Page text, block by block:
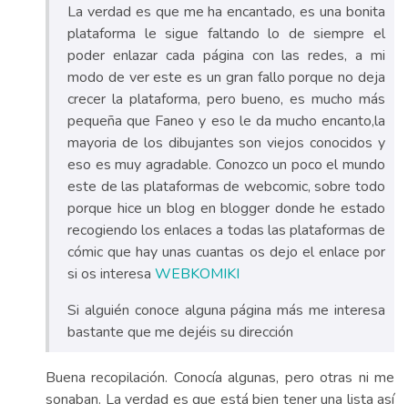
La verdad es que me ha encantado, es una bonita
plataforma le sigue faltando lo de siempre el
poder enlazar cada página con las redes, a mi
modo de ver este es un gran fallo porque no deja
crecer la plataforma, pero bueno, es mucho más
pequeña que Faneo y eso le da mucho encanto,la
mayoria de los dibujantes son viejos conocidos y
eso es muy agradable. Conozco un poco el mundo
este de las plataformas de webcomic, sobre todo
porque hice un blog en blogger donde he estado
recogiendo los enlaces a todas las plataformas de
cómic que hay unas cuantas os dejo el enlace por
si os interesa WEBKOMIKI
Si alguién conoce alguna página más me interesa
bastante que me dejéis su dirección
Buena recopilación. Conocía algunas, pero otras ni me
sonaban. La verdad es que está bien tener una lista así